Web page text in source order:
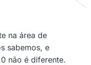
na área de
sabemos, e
não é diferente.